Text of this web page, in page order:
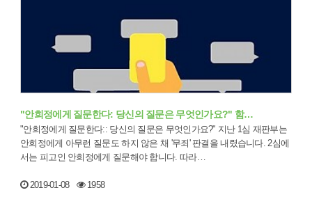
"안희정에게 질문한다: 당신의 질문은 무엇인가요?" 함…
"안희정에게 질문한다:: 당신의 질문은 무엇인가요?" 지난 1심 재판부는
안희정에게 아무런 질문도 하지 않은 채 '무죄' 판결을 내렸습니다. 2심에
서는 피고인 안희정에게 질문해야 합니다. 따라…
2019-01-08 1958